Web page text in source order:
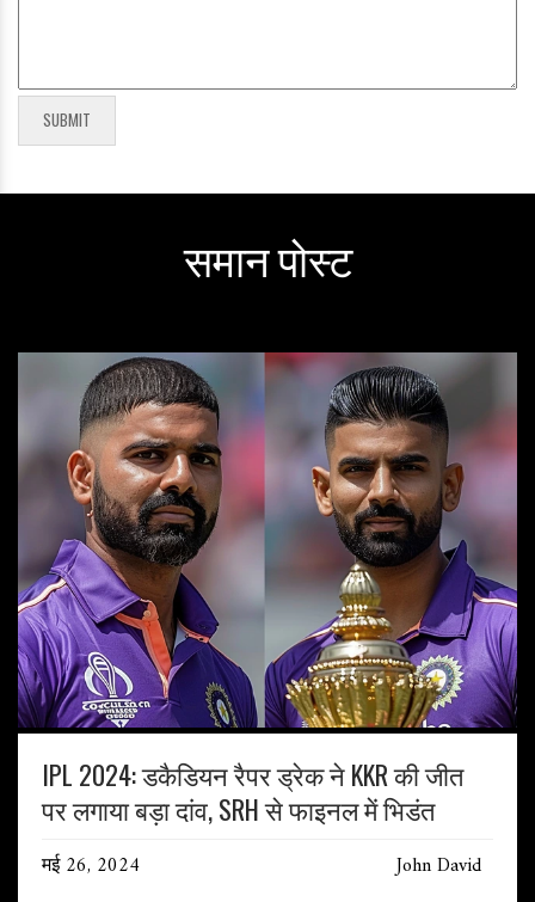
समान पोस्ट
IPL 2024: डकैडियन रैपर ड्रेक ने KKR की जीत
पर लगाया बड़ा दांव, SRH से फाइनल में भिडंत
मई 26, 2024 John David